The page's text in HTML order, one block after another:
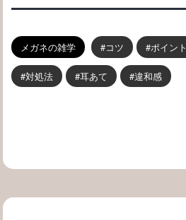
メガネの雑学 コツ ポイント
対処法 耳あて 違和感